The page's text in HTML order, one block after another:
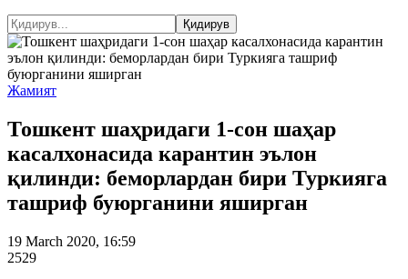
Жамият
Тошкент шаҳридаги 1-сон шаҳар
касалхонасида карантин эълон
қилинди: беморлардан бири Туркияга
ташриф буюрганини яширган
19 March 2020, 16:59
2529